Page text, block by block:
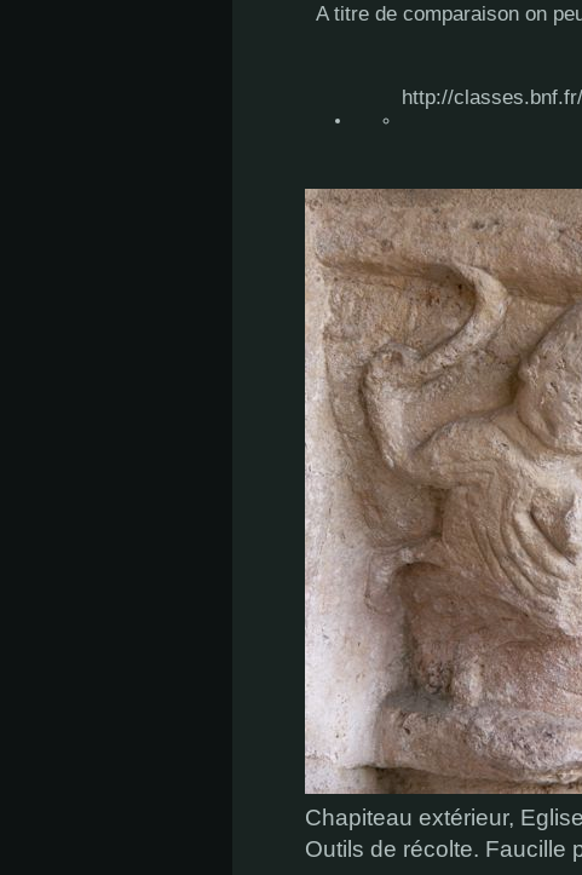
A titre de comparaison on
http://
Chapiteau extérieur,
Outils de récolte. Faucille